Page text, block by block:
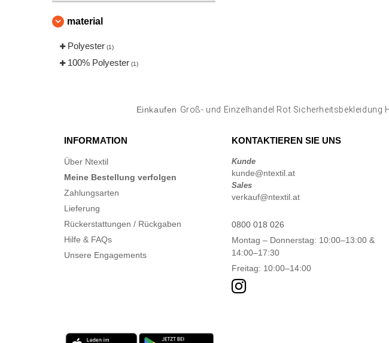
material
Polyester (1)
100% Polyester (1)
Einkaufen Groß- und Einzelhandel Rot Sicherheitsbekleidung
INFORMATION
Über Ntextil
Meine Bestellung verfolgen
Zahlungsarten
Lieferung
Rückerstattungen / Rückgaben
Hilfe & FAQs
Unsere Engagements
KONTAKTIEREN SIE UNS
Kunde
kunde@ntextil.at
Sales
verkauf@ntextil.at
0800 018 026
Montag – Donnerstag: 10:00–13:00 &
14:00–17:30
Freitag: 10:00–14:00